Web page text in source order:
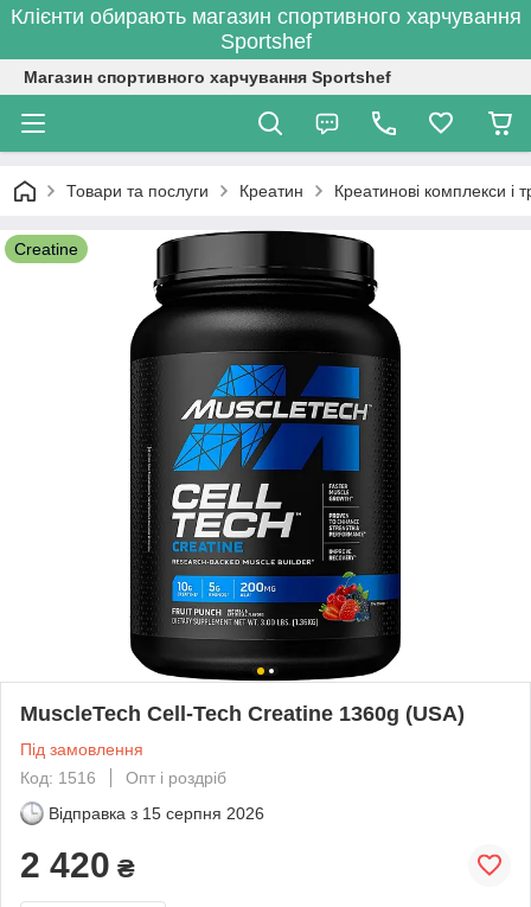
Клієнти обирають магазин спортивного харчування
Sportshef
Магазин спортивного харчування Sportshef
Товари та послуги Креатин Креатинові комплекси і
Creatine
MuscleTech Cell-Tech Creatine 1360g (USA)
Під замовлення
Код: 1516
Опт і роздріб
Відправка з 15 серпня 2026
2 420 ₴